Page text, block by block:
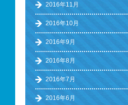
2016年11月
2016年10月
2016年9月
2016年8月
2016年7月
2016年6月